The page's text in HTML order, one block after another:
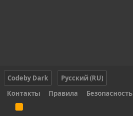
Codeby Dark
Русский (RU)
Контакты
Правила Безопасность